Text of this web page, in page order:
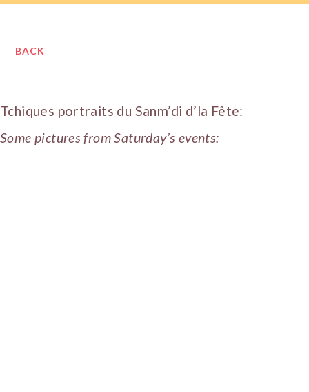
BACK
Tchiques portraits du Sanm’di d’la Fête:
Some pictures from Saturday’s events: